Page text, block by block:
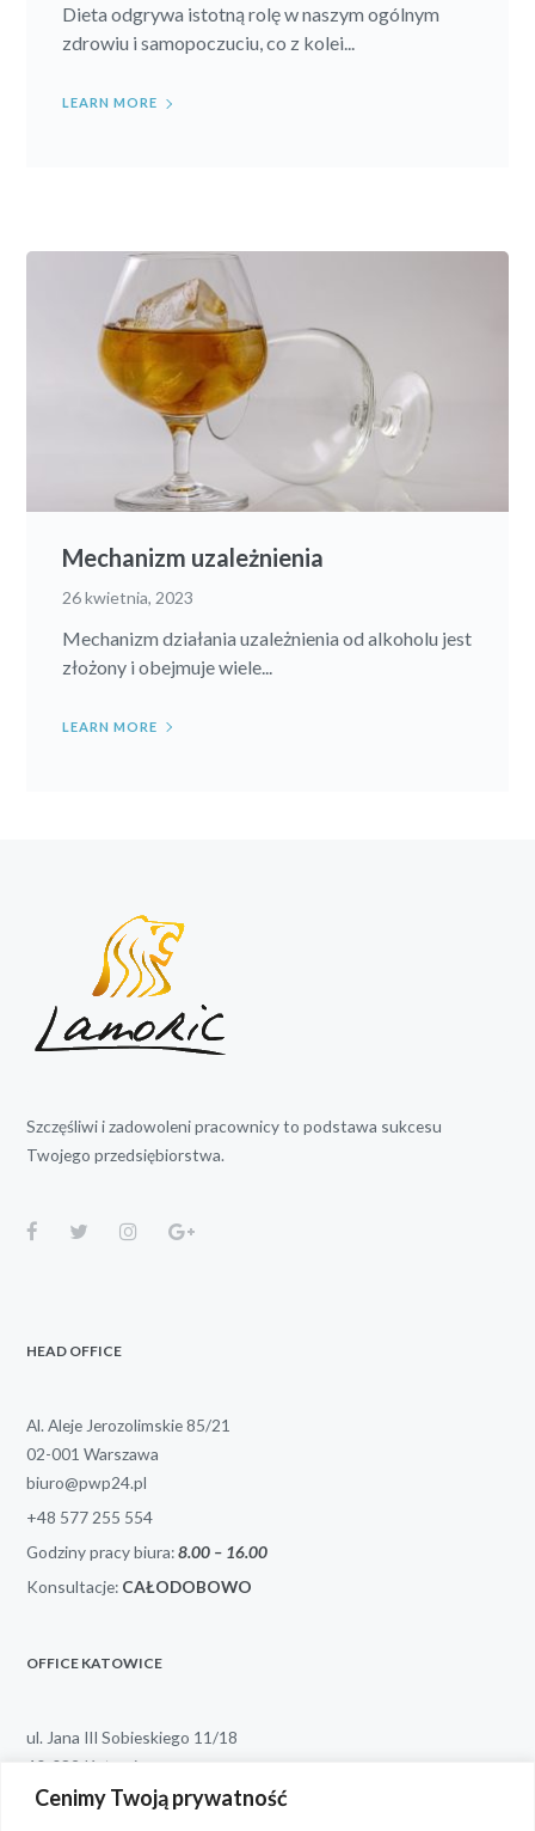
Cenimy Twoją prywatność
Dieta odgrywa istotną rolę w naszym ogólnym
zdrowiu i samopoczuciu, co z kolei...
LEARN MORE
Mechanizm uzależnienia
26 kwietnia, 2023
Mechanizm działania uzależnienia od alkoholu jest
złożony i obejmuje wiele...
LEARN MORE
Szczęśliwi i zadowoleni pracownicy to podstawa sukcesu
Twojego przedsiębiorstwa.
HEAD OFFICE
Al. Aleje Jerozolimskie 85/21
02-001 Warszawa
biuro@pwp24.pl
+48 577 255 554
Godziny pracy biura:8.00 – 16.00
Konsultacje: CAŁODOBOWO
OFFICE KATOWICE
ul. Jana III Sobieskiego 11/18
40-082 Katowice
katowice@pwp24.pl